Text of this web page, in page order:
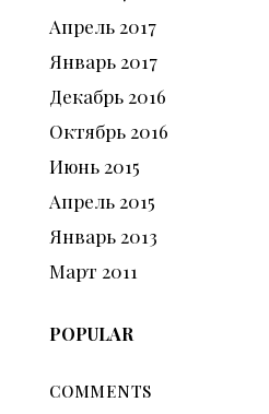
Апрель 2017
Январь 2017
Декабрь 2016
Октябрь 2016
Июнь 2015
Апрель 2015
Январь 2013
Март 2011
POPULAR
COMMENTS